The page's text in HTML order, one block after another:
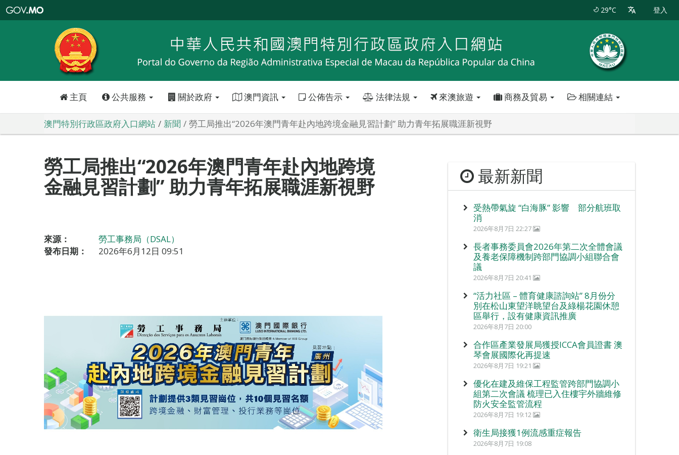
特
政
區
政
口
29°C 登入
主頁 公共服務 關於政府 澳門資訊 公佈告示 法律法規 來澳旅遊 商務及貿易 相關連結
澳門特別行政區政府入口網站 新聞 勞工局推出“2026年澳門青年赴內地跨境金融見習計劃” 助力青年拓展職涯新視野
勞工局推出“2026年澳門青年赴內地跨境
金融見習計劃” 助力青年拓展職涯新視野
來源：
勞工事務局（DSAL）
發布日期：
2026年6月12日 09:51
最新新聞
受熱帶氣旋 “白海豚” 影響 部分航班取
消
2026年8月7日 22:27
長者事務委員會2026年第二次全體會議
及養老保障機制跨部門協調小組聯合會
議
2026年8月7日 20:41
“活力社區 – 體育健康諮詢站” 8月份分
別在松山東望洋眺望台及綠楊花園休憩
區舉行，設有健康資訊推廣
2026年8月7日 20:00
合作區產業發展局獲授ICCA會員證書 澳
琴會展國際化再提速
2026年8月7日 19:21
優化在建及維保工程監管跨部門協調小
組第二次會議 梳理已入住樓宇外牆維修
防火安全監管流程
2026年8月7日 19:12
衛生局接獲1例流感重症報告
2026年8月7日 19:08